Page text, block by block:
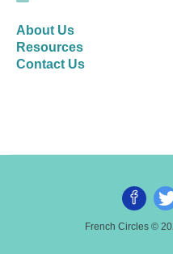
About Us
Resources
Contact Us
French Circles ©